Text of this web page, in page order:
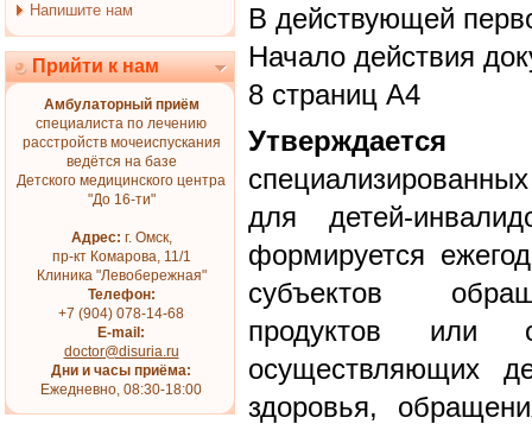
Напишите нам
Прийти к нам
Амбулаторный приём
специалиста по лечению
расстройств мочеиспускания
ведётся на базе
Детского медицинского центра
"До 16-ти"
Адрес: г. Омск,
пр-кт Комарова, 11/1
Клиника "Левобережная"
Телефон:
+7 (904) 078-14-68
E-mail:
doctor@disuria.ru
Дни и часы приёма:
Ежедневно, 08:30-18:00
В действующей
Начало действия
8 страниц А4
Утверждается
для детей-
формируется
субъектов
продуктов или
осуществляющих
здоровья,